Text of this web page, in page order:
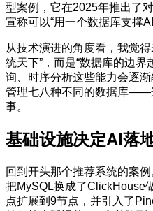
型案例，它在2025年推出了
宣称可以“用一个数据库支撑
从技术演进的角度看，我觉
统天下”，而是“数据库的边
询、时序分析这些能力会逐
管理七八种不同的数据库——
事。
基础设施决定AI落
回到开头那个推荐系统的案
把MySQL换成了ClickHouse
点扩展到9节点，并引入了